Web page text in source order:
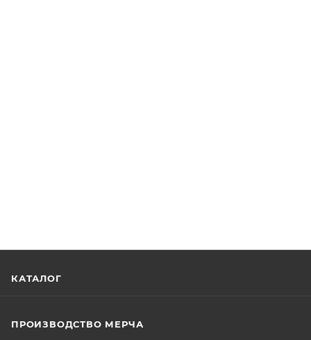
КАТАЛОГ
ПРОИЗВОДСТВО МЕРЧА